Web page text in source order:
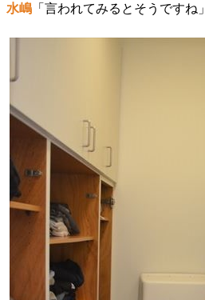
水嶋 「言われてみるとそうですね」